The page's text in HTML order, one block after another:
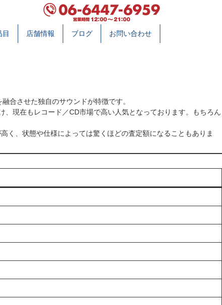
お問い合わせ
ブログ
店舗情報
目
合させた独自のサウンドが特徴です。
現在もレコード／CD市場で高い人気となっております。もちろん
く、状態や仕様によっては驚くほどの査定額になることもありま